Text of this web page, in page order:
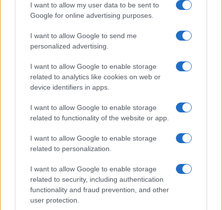
I want to allow my user data to be sent to
Google for online advertising purposes.
I want to allow Google to send me
personalized advertising.
I want to allow Google to enable storage
related to analytics like cookies on web or
device identifiers in apps.
I want to allow Google to enable storage
related to functionality of the website or app.
I want to allow Google to enable storage
related to personalization.
I want to allow Google to enable storage
related to security, including authentication
functionality and fraud prevention, and other
user protection.
Sterling Point su Prime Video: la nuova serie teen che
Cristian Castiglioni · 7 Ago 2026